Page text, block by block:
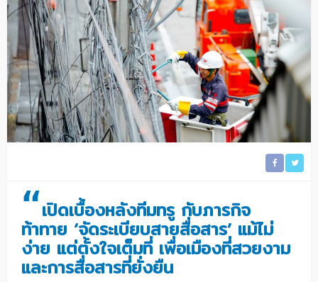
“เปิดเบื้องหลังทีมทรู กับภารกิจ
ท้าทาย ‘จัดระเบียบสายสื่อสาร’ แม้ไม่
ง่าย แต่ตั้งใจเต็มที่ เพื่อเมืองที่สวยงาม
และการสื่อสารที่ยั่งยืน